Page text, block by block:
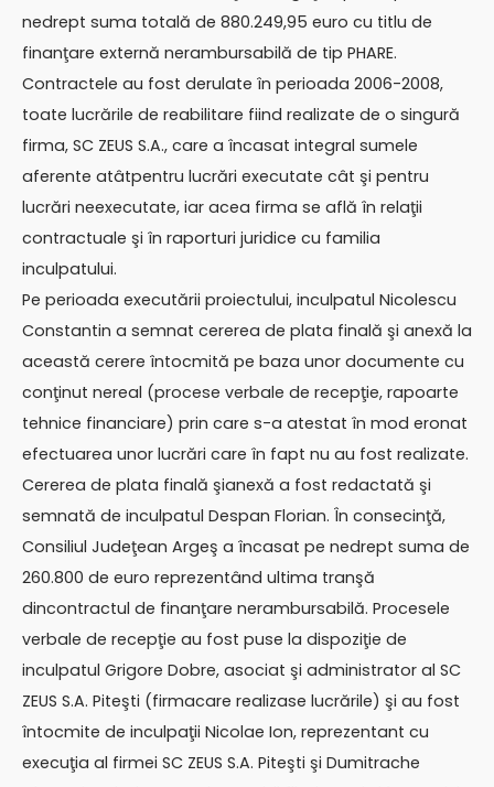
nedrept suma totală de 880.249,95 euro cu titlu de
finanţare externă nerambursabilă de tip PHARE.
Contractele au fost derulate în perioada 2006-2008,
toate lucrările de reabilitare fiind realizate de o singură
firma, SC ZEUS S.A., care a încasat integral sumele
aferente atâtpentru lucrări executate cât şi pentru
lucrări neexecutate, iar acea firma se află în relaţii
contractuale şi în raporturi juridice cu familia
inculpatului.
Pe perioada executării proiectului, inculpatul Nicolescu
Constantin a semnat cererea de plata finală şi anexă la
această cerere întocmită pe baza unor documente cu
conţinut nereal (procese verbale de recepţie, rapoarte
tehnice financiare) prin care s-a atestat în mod eronat
efectuarea unor lucrări care în fapt nu au fost realizate.
Cererea de plata finală şianexă a fost redactată şi
semnată de inculpatul Despan Florian. În consecinţă,
Consiliul Judeţean Argeş a încasat pe nedrept suma de
260.800 de euro reprezentând ultima tranşă
dincontractul de finanţare nerambursabilă. Procesele
verbale de recepţie au fost puse la dispoziţie de
inculpatul Grigore Dobre, asociat şi administrator al SC
ZEUS S.A. Piteşti (firmacare realizase lucrările) şi au fost
întocmite de inculpaţii Nicolae Ion, reprezentant cu
execuţia al firmei SC ZEUS S.A. Piteşti şi Dumitrache